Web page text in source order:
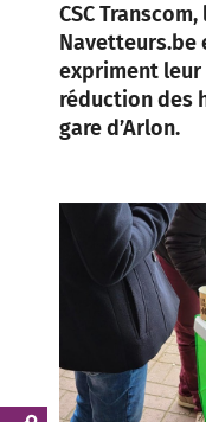
CSC
Navetteurs.be
expriment
réduction des
gare d’Arlon.